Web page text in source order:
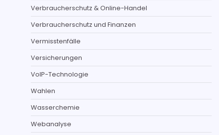
Verbraucherschutz & Online-Handel
Verbraucherschutz und Finanzen
Vermisstenfälle
Versicherungen
VoIP-Technologie
Wahlen
Wasserchemie
Webanalyse